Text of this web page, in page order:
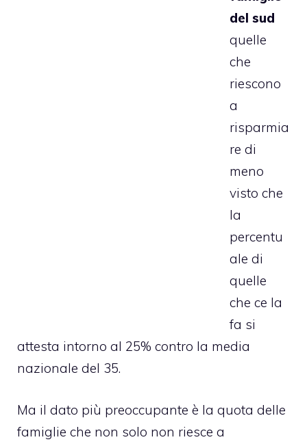
del sud
quelle
che
riescono
a
risparmia
re di
meno
visto che
la
percentu
ale di
quelle
che ce la
fa si
attesta intorno al 25% contro la media
nazionale del 35.
Ma il dato più preoccupante è la quota delle
famiglie che non solo non riesce a